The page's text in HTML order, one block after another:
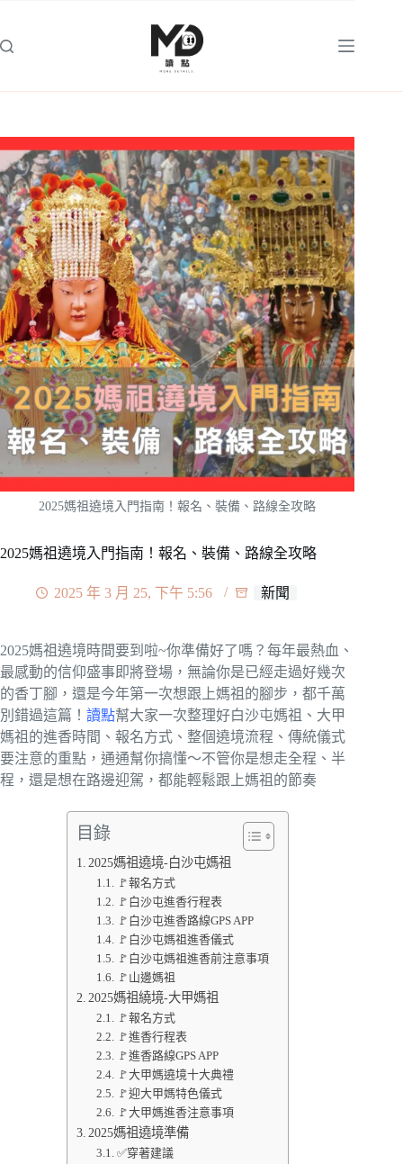
主
2025媽祖遶境入門指南！報名、裝備、路線全攻略
2025媽祖遶境入門指南！報名、裝備、路線全攻略
2025 年 3 月 25, 下午 5:56 新聞
2025媽祖遶境時間要到啦~你準備好了嗎？每年最熱血、
最感動的信仰盛事即將登場，無論你是已經走過好幾次
的香丁腳，還是今年第一次想跟上媽祖的腳步，都千萬
別錯過這篇！ 讀點幫大家一次整理好白沙屯媽祖、大甲
媽祖的進香時間、報名方式、整個遶境流程、傳統儀式
要注意的重點，通通幫你搞懂～不管你是想走全程、半
程，還是想在路邊迎駕，都能輕鬆跟上媽祖的節奏
目錄
2025媽祖遶境-白沙屯媽祖
🚩報名方式
🚩白沙屯進香行程表
🚩白沙屯進香路線GPS APP
🚩白沙屯媽祖進香儀式
🚩白沙屯媽祖進香前注意事項
🚩山邊媽祖
2025媽祖繞境-大甲媽祖
🚩報名方式
🚩進香行程表
🚩進香路線GPS APP
🚩大甲媽遶境十大典禮
🚩迎大甲媽特色儀式
🚩大甲媽進香注意事項
2025媽祖遶境準備
✅穿著建議